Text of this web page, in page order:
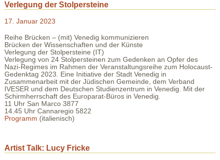
Verlegung der Stolpersteine
17. Januar 2023
Reihe Brücken – (mit) Venedig kommunizieren
Brücken der Wissenschaften und der Künste
Verlegung der Stolpersteine (IT)
Verlegung von 24 Stolpersteinen zum Gedenken an Opfer des
Nazi-Regimes im Rahmen der Veranstaltungsreihe zum Holocaust-
Gedenktag 2023. Eine Initiative der Stadt Venedig in
Zusammenarbeit mit der Jüdischen Gemeinde, dem Verband
IVESER und dem Deutschen Studienzentrum in Venedig. Mit der
Schirmherrschaft des Europarat-Büros in Venedig.
11 Uhr San Marco 3877
14.45 Uhr Cannaregio 5822
Programm (italienisch)
Artist Talk: Lucy Fricke